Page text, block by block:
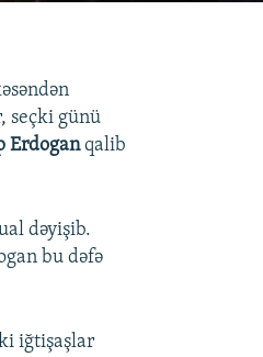
seçki günü
Erdoganqalib
dəyişib.
bu dəfə
iğtişaşlar